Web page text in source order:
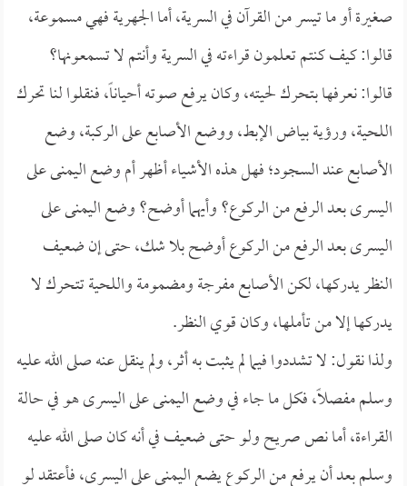
صغيرة أو ما تيسر من القرآن في السرية، أما الجهرية فهي مسموعة،
قالوا: كيف كنتم تعلمون قراءته في السرية وأنتم لا تسمعونها؟
قالوا: نعرفها بتحرك لحيته، وكان يرفع صوته أحياناً، فنقلوا لنا تحرك
اللحية، ورؤية بياض الإبط، ووضع الأصابع على الركبة، وضع
الأصابع عند السجود؛ فهل هذه الأشياء أظهر أم وضع اليمنى على
اليسرى بعد الرفع من الركوع؟ وأيهما أوضح؟ وضع اليمنى على
اليسرى بعد الرفع من الركوع أوضح بلا شك، حتى إن ضعيف
النظر يدركها، لكن الأصابع مفرجة ومضمومة واللحية تتحرك لا
يدركها إلا من تأملها، وكان قوي النظر.
ولذا نقول: لا تشددوا فيما لم يثبت به أثر، ولم ينقل عنه صلى الله عليه
وسلم مفصلاً، فكل ما جاء في وضع اليمنى على اليسرى هو في حالة
القراءة، أما نص صريح ولو حتى ضعيف في أنه كان صلى الله عليه
وسلم بعد أن يرفع من الركوع يضع اليمنى على اليسرى، فأعتقد لو